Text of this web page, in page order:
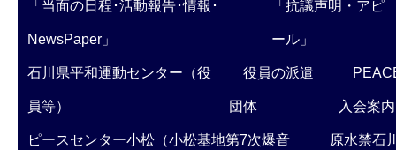
「当面の日程･活動報告･情報･
NewsPaper」
「抗議声明・アピ
ール」
石川県平和運動センター（役
員等）
役員の派遣
団体 入会案内
ピースセンター小松（小松基地第7次爆音 原水禁石